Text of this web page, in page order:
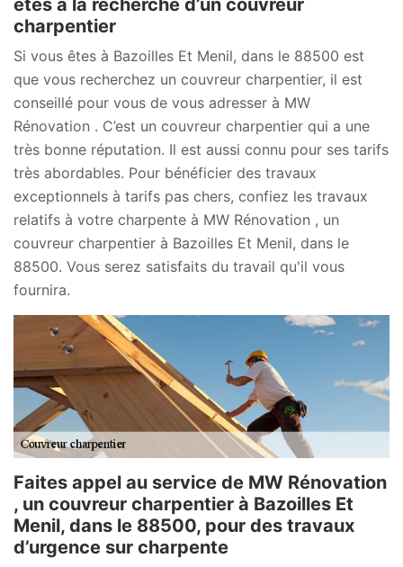
êtes à la recherche d’un couvreur
charpentier
Si vous êtes à Bazoilles Et Menil, dans le 88500 est
que vous recherchez un couvreur charpentier, il est
conseillé pour vous de vous adresser à MW
Rénovation . C’est un couvreur charpentier qui a une
très bonne réputation. Il est aussi connu pour ses tarifs
très abordables. Pour bénéficier des travaux
exceptionnels à tarifs pas chers, confiez les travaux
relatifs à votre charpente à MW Rénovation , un
couvreur charpentier à Bazoilles Et Menil, dans le
88500. Vous serez satisfaits du travail qu'il vous
fournira.
Faites appel au service de MW Rénovation
, un couvreur charpentier à Bazoilles Et
Menil, dans le 88500, pour des travaux
d’urgence sur charpente